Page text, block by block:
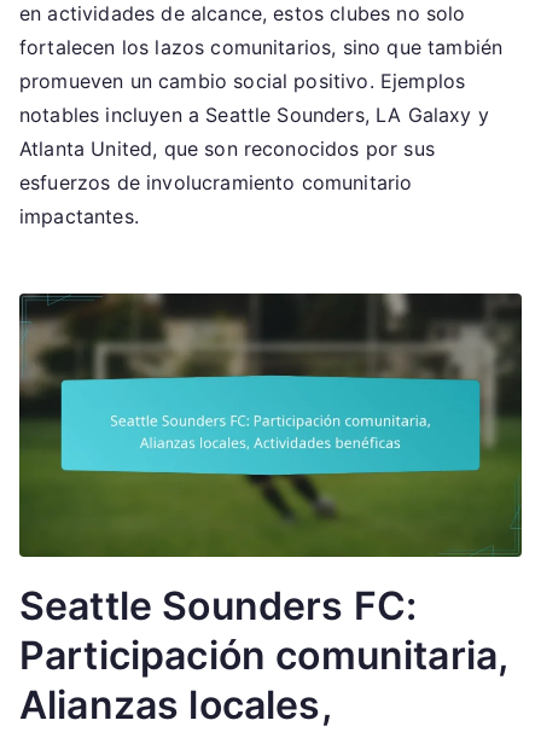
en actividades de alcance, estos clubes no solo
fortalecen los lazos comunitarios, sino que también
promueven un cambio social positivo. Ejemplos
notables incluyen a Seattle Sounders, LA Galaxy y
Atlanta United, que son reconocidos por sus
esfuerzos de involucramiento comunitario
impactantes.
Seattle Sounders FC:
Participación comunitaria,
Alianzas locales,